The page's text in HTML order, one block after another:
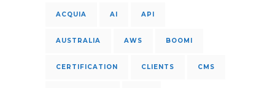
ACQUIA AI API
AUSTRALIA AWS BOOMI
CERTIFICATION CLIENTS CMS